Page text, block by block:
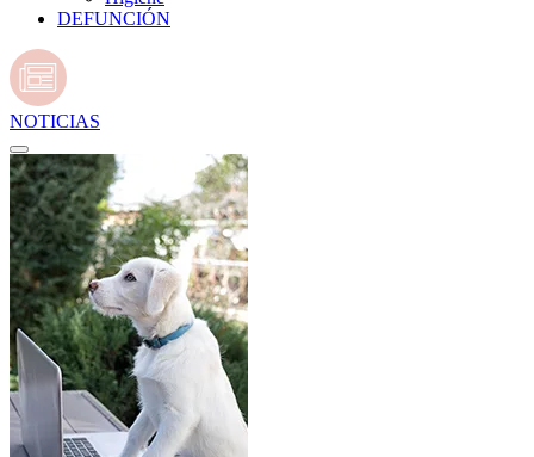
DEFUNCIÓN
NOTICIAS